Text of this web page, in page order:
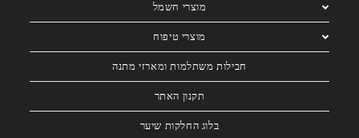
מוצרי חשמל
מוצרי טיפוח
חבילות משתלמות ומארזי מתנה
תקנון האתר
בלוג החלקות שיער